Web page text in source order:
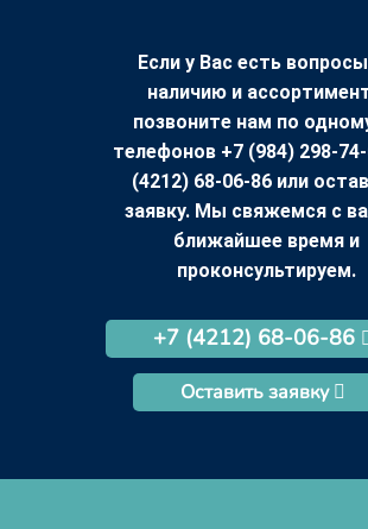
Если у Вас есть
наличию и
позвоните нам по
телефонов +7 (984) 298-
(4212) 68-06-86 или
заявку. Мы свяжемся с
ближайшее время и
проконсультируем.
+7 (4212) 68-06-86
Оставить заявку